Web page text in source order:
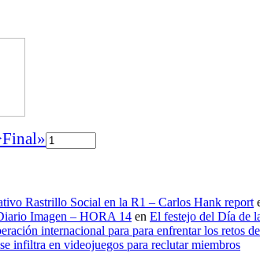
Final»
Rastrillo Social en la R1 – Carlos Hank report
Imagen – HORA 14 en El festejo del Día de
internacional para para enfrentar los retos
infiltra en videojuegos para reclutar miembros